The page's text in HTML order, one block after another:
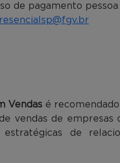
de pagamento
Vendas é
vendas de
de